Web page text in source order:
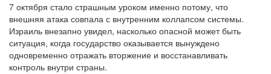
7 октября стало страшным уроком именно потому, что
внешняя атака совпала с внутренним коллапсом системы.
Израиль внезапно увидел, насколько опасной может быть
ситуация, когда государство оказывается вынуждено
одновременно отражать вторжение и восстанавливать
контроль внутри страны.